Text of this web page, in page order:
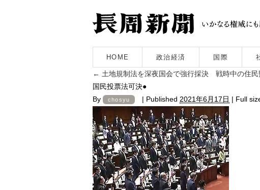
HOME 政治経済 国際
← 土地規制法を深夜国会で強行採決 戦時中の住
国民投票法可決●
By
chosyu | Published 2021年6月17日 | Full